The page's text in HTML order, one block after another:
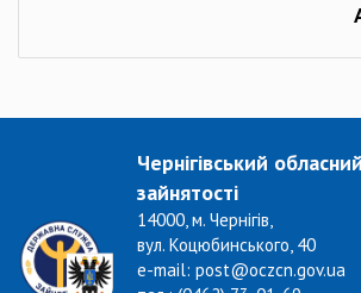
Чернігівський
зайнятості
14000, м. Чернігів,
вул. Коцюбинського, 40
e-mail: post@oczcn.gov.ua